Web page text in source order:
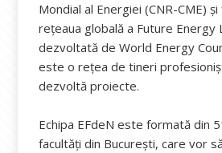
Mondial al Energiei (CNR-CME)
rețeaua globală a Future Energy
dezvoltată de World Energy
este o rețea de tineri
dezvoltă proiecte.
Echipa EFdeN este formată din
facultăți din București, care vor